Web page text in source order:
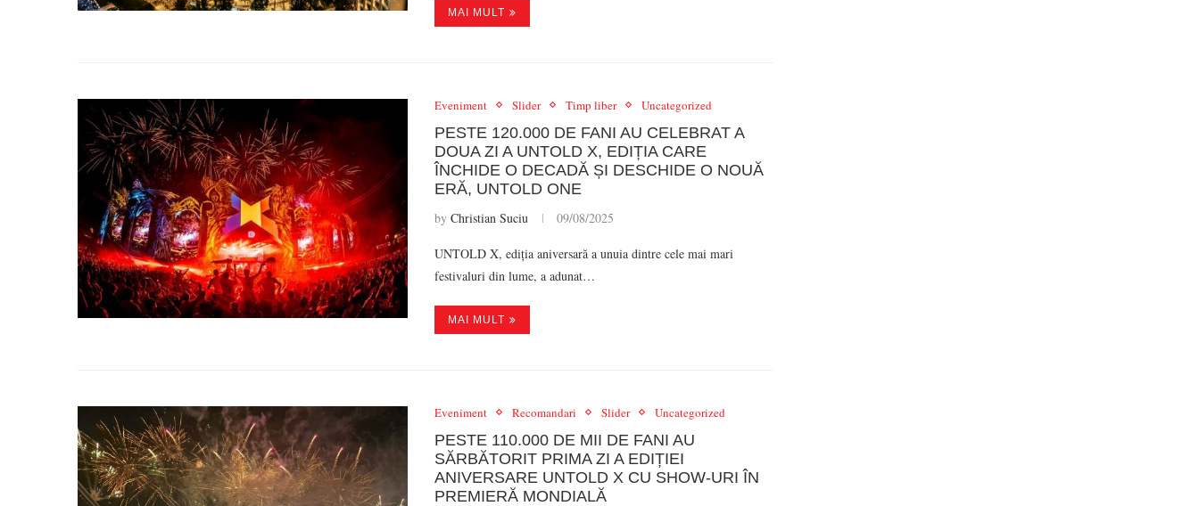
MAI MULT
Eveniment Slider Timp liber Uncategorized
PESTE 120.000 DE FANI AU CELEBRAT A
DOUA ZI A UNTOLD X, EDIȚIA CARE
ÎNCHIDE O DECADĂ ȘI DESCHIDE O NOUĂ
ERĂ, UNTOLD ONE
by Christian Suciu 09/08/2025
UNTOLD X, ediția aniversară a unuia dintre cele mai mari
festivaluri din lume, a adunat…
MAI MULT
Eveniment Recomandari Slider Uncategorized
PESTE 110.000 DE MII DE FANI AU
SĂRBĂTORIT PRIMA ZI A EDIȚIEI
ANIVERSARE UNTOLD X CU SHOW-URI ÎN
PREMIERĂ MONDIALĂ